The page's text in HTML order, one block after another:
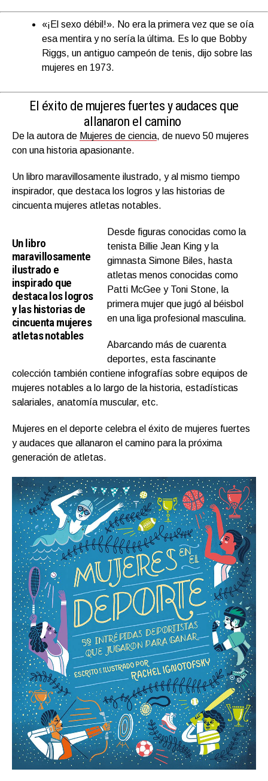
«¡El sexo débil!». No era la primera vez que se oía
esa mentira y no sería la última. Es lo que Bobby
Riggs, un antiguo campeón de tenis, dijo sobre las
mujeres en 1973.
El éxito de mujeres fuertes y audaces que
allanaron el camino
De la autora de Mujeres de ciencia, de nuevo 50 mujeres
con una historia apasionante.
Un libro maravillosamente ilustrado, y al mismo tiempo
inspirador, que destaca los logros y las historias de
cincuenta mujeres atletas notables.
Un libro
maravillosamente
ilustrado e
inspirado que
destaca los logros
y las historias de
cincuenta mujeres
atletas notables
Desde figuras conocidas como la
tenista Billie Jean King y la
gimnasta Simone Biles, hasta
atletas menos conocidas como
Patti McGee y Toni Stone, la
primera mujer que jugó al béisbol
en una liga profesional masculina.
Abarcando más de cuarenta
deportes, esta fascinante
colección también contiene infografías sobre equipos de
mujeres notables a lo largo de la historia, estadísticas
salariales, anatomía muscular, etc.
Mujeres en el deporte celebra el éxito de mujeres fuertes
y audaces que allanaron el camino para la próxima
generación de atletas.